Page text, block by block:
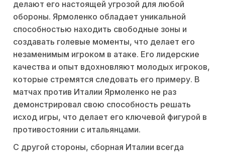
делают его настоящей угрозой для любой
обороны. Ярмоленко обладает уникальной
способностью находить свободные зоны и
создавать голевые моменты, что делает его
незаменимым игроком в атаке. Его лидерские
качества и опыт вдохновляют молодых игроков,
которые стремятся следовать его примеру. В
матчах против Италии Ярмоленко не раз
демонстрировал свою способность решать
исход игры, что делает его ключевой фигурой в
противостоянии с итальянцами.
С другой стороны, сборная Италии всегда